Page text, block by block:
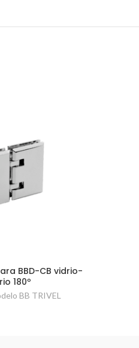
BBD-CB vidrio-
180º
BB TRIVEL